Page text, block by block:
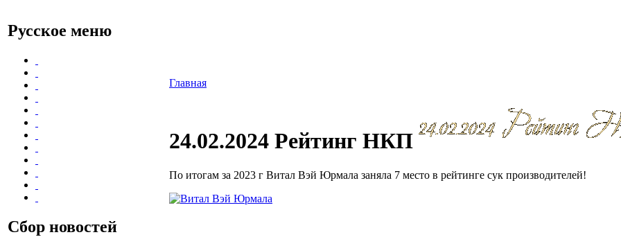
Русское меню
Сбор новостей
Главная
24.02.2024 Рейтинг НКП
По итогам за 2023 г Витал Вэй Юрмала заняла 7 место в рейтинге сук производителей!